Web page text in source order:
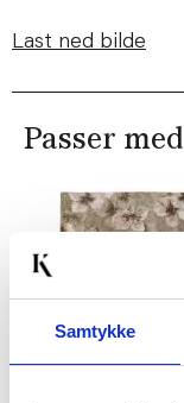
Samtykke
Last ned bilde
Passer med